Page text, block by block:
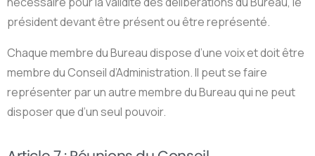
président devant être présent ou être représenté.
Chaque membre du Bureau dispose d’une voix et doit être
membre du Conseil d’Administration. Il peut se faire
représenter par un autre membre du Bureau qui ne peut
disposer que d’un seul pouvoir.